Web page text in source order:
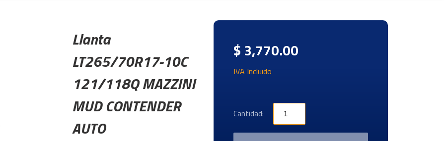
Llanta
LT265/70R17-10C
121/118Q MAZZINI
MUD CONTENDER
AUTO
$ 3,770.00
IVA Incluido
Cantidad: